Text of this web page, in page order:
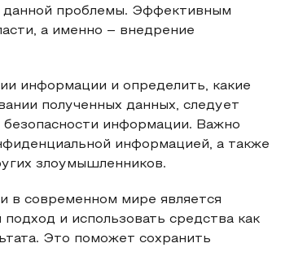
проблемы. Эффективным
а именно – внедрение
информации и определить, какие
полученных данных, следует
информации. Важно
информацией, а также
злоумышленников.
в современном мире является
и использовать средства как
Это поможет сохранить